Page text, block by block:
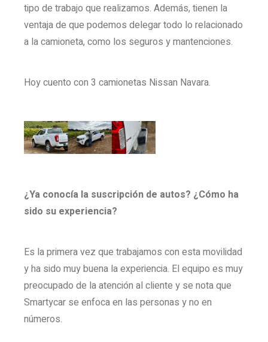
tipo de trabajo que realizamos. Además, tienen la
ventaja de que podemos delegar todo lo relacionado
a la camioneta, como los seguros y mantenciones.
Hoy cuento con 3 camionetas Nissan Navara.
¿Ya conocía la suscripción de autos? ¿Cómo ha
sido su experiencia?
Es la primera vez que trabajamos con esta movilidad
y ha sido muy buena la experiencia. El equipo es muy
preocupado de la atención al cliente y se nota que
Smartycar se enfoca en las personas y no en
números.